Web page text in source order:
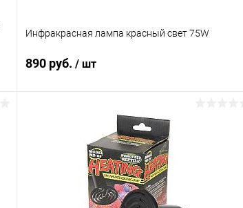
Инфракрасная лампа красный свет 75W
890 руб. / шт
В корзину
Купить в 1 клик Сравнение
В избранное Под заказ